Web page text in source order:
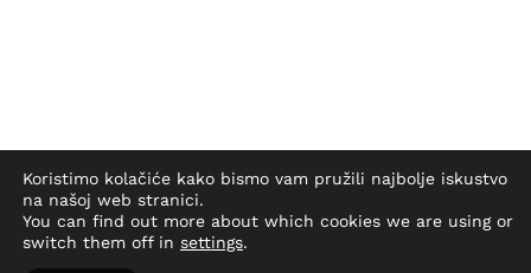
Koristimo kolačiće kako bismo vam pružili najbolje iskustvo
na našoj web stranici.
You can find out more about which cookies we are using or
switch them off in settings.